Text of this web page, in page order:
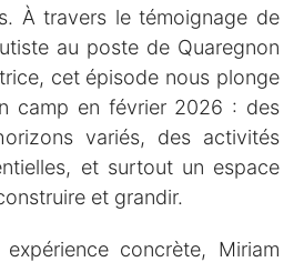
À travers le témoignage de
au poste de Quaregnon
cet épisode nous plonge
camp en février 2026 : des
variés, des activités
et surtout un espace
et grandir.
concrète, Miriam